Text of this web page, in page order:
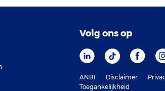
Volg ons op
ANBI Disclaimer
Toegankelijkheid